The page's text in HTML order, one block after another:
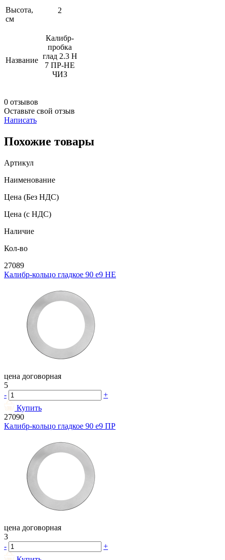
Высота,
см
2
Название
Калибр-
пробка
глад 2.3 Н
7 ПР-НЕ
ЧИЗ
0 отзывов
Оставьте свой отзыв
Написать
Похожие товары
Артикул
Наименование
Цена (Без НДС)
Цена (с НДС)
Наличие
Кол-во
27089
Калибр-кольцо гладкое 90 e9 НЕ
цена договорная
5
-
+
Купить
27090
Калибр-кольцо гладкое 90 e9 ПР
цена договорная
3
-
+